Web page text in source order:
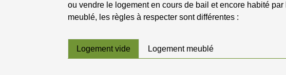
ou vendre le logement en cours de bail et encore habité
meublé, les règles à respecter sont différentes :
Logement vide Logement meublé